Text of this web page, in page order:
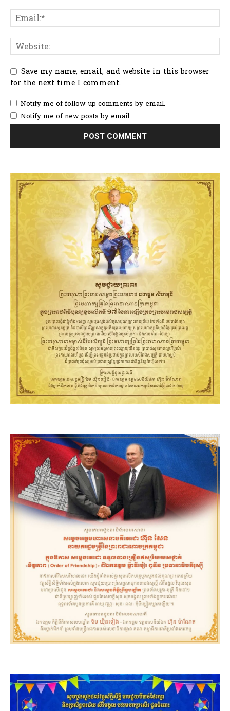
Save my name, email, and website in this browser
for the next time I comment.
Notify me of follow-up comments by email.
Notify me of new posts by email.